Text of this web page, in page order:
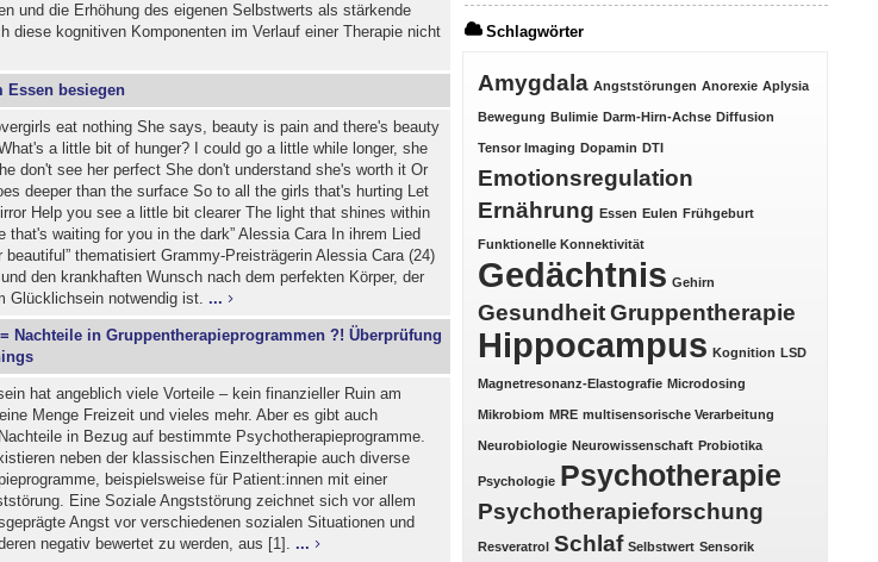
und die Erhöhung des eigenen Selbstwerts als stärkende
diese kognitiven Komponenten im Verlauf einer Therapie nicht
Essen besiegen
eat nothing She says, beauty is pain and there's beauty
a little bit of hunger? I could go a little while longer, she
don't see her perfect She don't understand she's worth it Or
deeper than the surface So to all the girls that's hurting Let
Help you see a little bit clearer The light that shines within
that's waiting for you in the dark” Alessia Cara In ihrem Lied
beautiful” thematisiert Grammy-Preisträgerin Alessia Cara (24)
den krankhaften Wunsch nach dem perfekten Körper, der
Glücklichsein notwendig ist....
Nachteile in Gruppentherapieprogrammen ?! Überprüfung
hat angeblich viele Vorteile – kein finanzieller Ruin am
Menge Freizeit und vieles mehr. Aber es gibt auch
in Bezug auf bestimmte Psychotherapieprogramme.
neben der klassischen Einzeltherapie auch diverse
beispielsweise für Patient:innen mit einer
Eine Soziale Angststörung zeichnet sich vor allem
Angst vor verschiedenen sozialen Situationen und
negativ bewertet zu werden, aus [1]....
Schlagwörter
Amygdala Angststörungen Anorexie Aplysia
Bewegung Bulimie Darm-Hirn-Achse Diffusion
Tensor Imaging Dopamin DTI
Emotionsregulation
Ernährung Essen Eulen Frühgeburt
Funktionelle Konnektivität
Gedächtnis Gehirn
Gesundheit Gruppentherapie
Hippocampus Kognition LSD
Magnetresonanz-Elastografie Microdosing
Mikrobiom MRE multisensorische Verarbeitung
Neurobiologie Neurowissenschaft Probiotika
Psychologie Psychotherapie
Psychotherapieforschung
Resveratrol Schlaf Selbstwert Sensorik